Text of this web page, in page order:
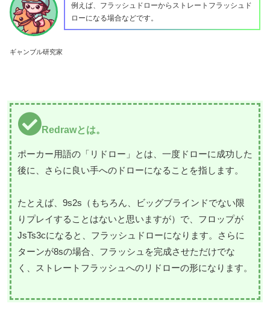
ギャンブル研究家
例えば、フラッシュドローからストレートフラッシュド
ローになる場合などです。
Redrawとは。
ポーカー用語の「リドロー」とは、一度ドローに成功した
後に、さらに良い手へのドローになることを指します。
たとえば、9s2s（もちろん、ビッグブラインドでない限
りプレイすることはないと思いますが）で、フロップが
JsTs3cになると、フラッシュドローになります。さらに
ターンが8sの場合、フラッシュを完成させただけでな
く、ストレートフラッシュへのリドローの形になります。